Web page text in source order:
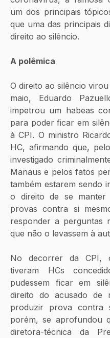
um dos principais
que uma das principais
direito ao silêncio.
A polêmica
O direito ao silêncio
maio, Eduardo
impetrou um habeas
para poder ficar em
à CPI. O ministro
HC, afirmando que,
investigado
Manaus e pelos fatos
também estarem sendo
o direito de se
provas contra si
responder a perguntas
que não o levassem à
No decorrer da CPI,
tiveram HCs
pudessem ficar em
direito do acusado de
produzir prova contra
porém, se aprofundou
diretora-técnica da